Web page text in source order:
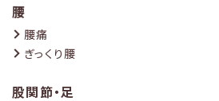
腰
腰痛
ぎっくり腰
股関節・足